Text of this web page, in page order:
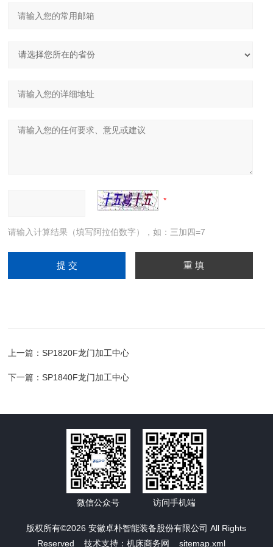
请输入计算结果（填写阿拉伯数字），如：三加四=7
上一篇：SP1820F龙门加工中心
下一篇：SP1840F龙门加工中心
版权所有©2026 安徽卓朴智能装备股份有限公司 All Rights
Reserved 技术支持：机床商务网 sitemap.xml
微信公众号 访问手机端